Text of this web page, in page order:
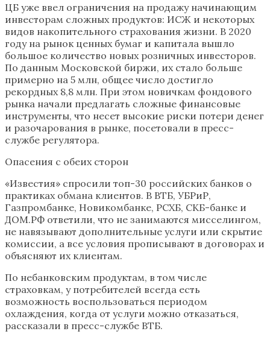
ЦБ уже ввел ограничения на продажу начинающим
инвесторам сложных продуктов: ИСЖ и некоторых
видов накопительного страхования жизни. В 2020
году на рынок ценных бумаг и капитала вышло
большое количество новых розничных инвесторов.
По данным Московской биржи, их стало больше
примерно на 5 млн, общее число достигло
рекордных 8,8 млн. При этом новичкам фондового
рынка начали предлагать сложные финансовые
инструменты, что несет высокие риски потери денег
и разочарования в рынке, посетовали в пресс-
службе регулятора.
Опасения с обеих сторон
«Известия» спросили топ-30 российских банков о
практиках обмана клиентов. В ВТБ, УБРиР,
Газпромбанке, Новикомбанке, РСХБ, СКБ-банке и
ДОМ.РФ ответили, что не занимаются мисселингом,
не навязывают дополнительные услуги или скрытие
комиссии, а все условия прописывают в договорах и
объясняют их клиентам.
По небанковским продуктам, в том числе
страховкам, у потребителей всегда есть
возможность воспользоваться периодом
охлаждения, когда от услуги можно отказаться,
рассказали в пресс-службе ВТБ.